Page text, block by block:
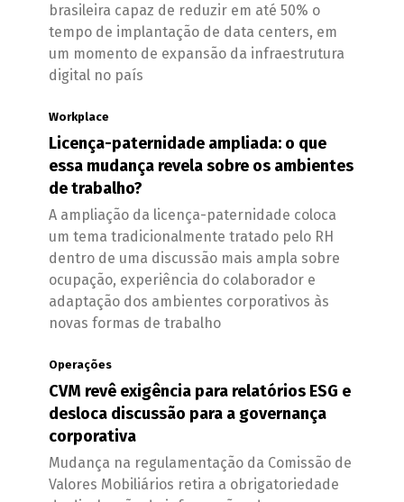
brasileira capaz de reduzir em até 50% o
tempo de implantação de data centers, em
um momento de expansão da infraestrutura
digital no país
Workplace
Licença-paternidade ampliada: o que
essa mudança revela sobre os ambientes
de trabalho?
A ampliação da licença-paternidade coloca
um tema tradicionalmente tratado pelo RH
dentro de uma discussão mais ampla sobre
ocupação, experiência do colaborador e
adaptação dos ambientes corporativos às
novas formas de trabalho
Operações
CVM revê exigência para relatórios ESG e
desloca discussão para a governança
corporativa
Mudança na regulamentação da Comissão de
Valores Mobiliários retira a obrigatoriedade